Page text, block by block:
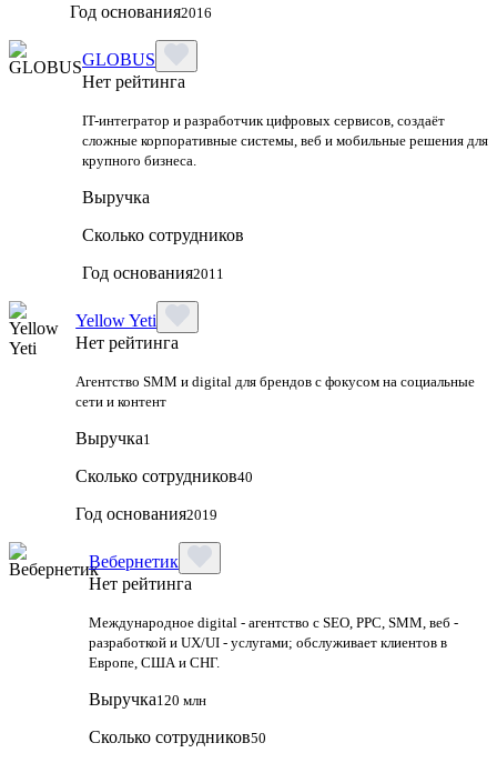
Год основания2016
GLOBUS
Нет рейтинга
IT-интегратор и разработчик цифровых сервисов, создаёт
сложные корпоративные системы, веб и мобильные решения для
крупного бизнеса.
Выручка
Сколько сотрудников
Год основания2011
Yellow Yeti
Нет рейтинга
Агентство SMM и digital для брендов с фокусом на социальные
сети и контент
Выручка1
Сколько сотрудников40
Год основания2019
Вебернетик
Нет рейтинга
Международное digital - агентство с SEO, PPC, SMM, веб -
разработкой и UX/UI - услугами; обслуживает клиентов в
Европе, США и СНГ.
Выручка120 млн
Сколько сотрудников50